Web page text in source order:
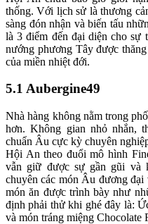
thống. Với lịch sử là thương
sàng đón nhận và biến tấu
là 3 điểm đến đại diện cho sự
nướng phương Tây được
của miền nhiệt đới.
5.1 Aubergine49
Nhà hàng không nằm trong
hơn. Không gian nhỏ nhắn,
chuẩn Âu cực kỳ chuyên
Hội An theo đuổi mô hình
vẫn giữ được sự gần gũi và
chuyên các món Âu đương
món ăn được trình bày như
định phải thử khi ghé đây là:
và món tráng miệng Chocolate